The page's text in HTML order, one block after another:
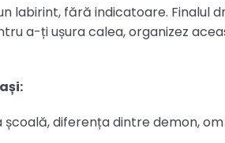
labirint, fără indicatoare. Finalul
a-ți ușura calea, organizez
școală, diferența dintre demon, om